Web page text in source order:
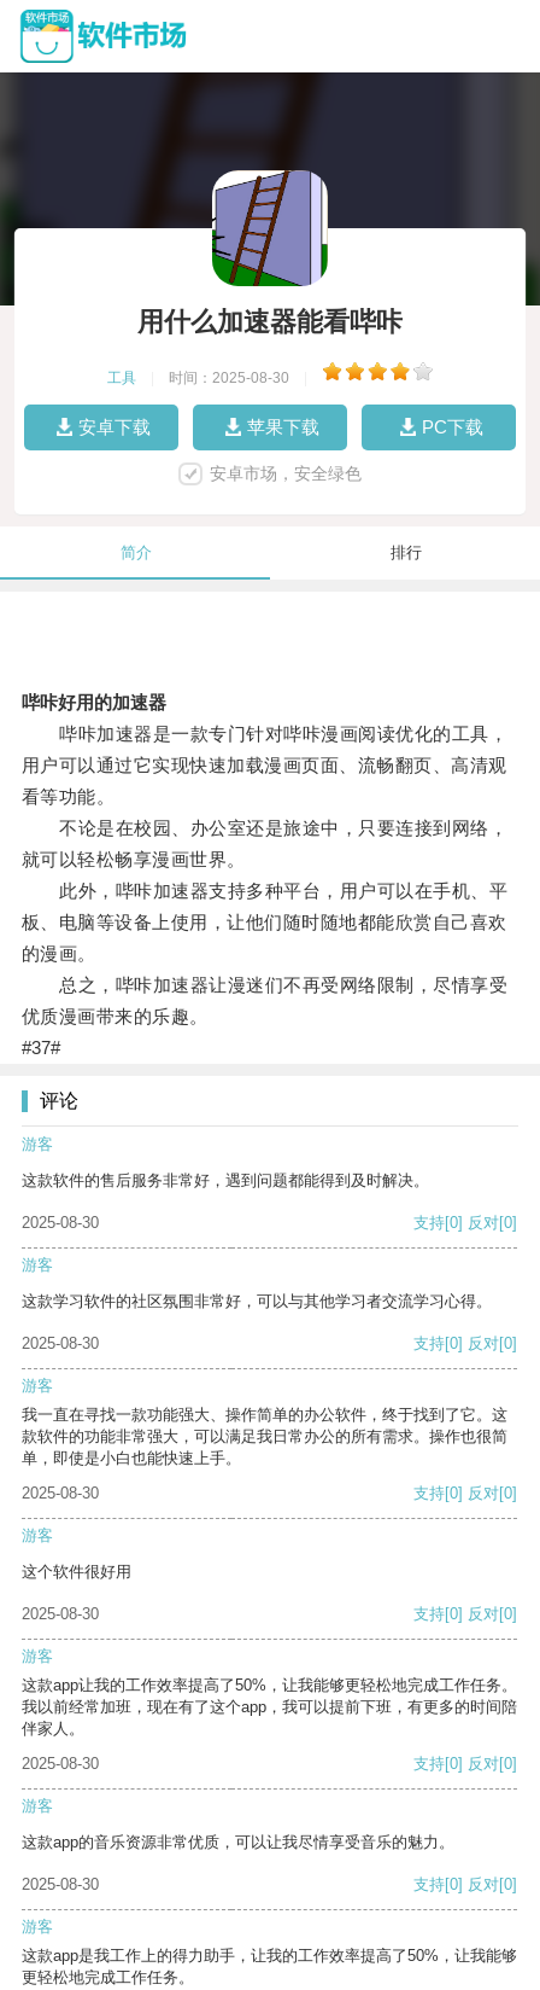
用什么加速器能看哔咔
工具 时间：2025-08-30
安卓下载 苹果下载 PC下载
安卓市场，安全绿色
简介 排行
哔咔好用的加速器
哔咔加速器是一款专门针对哔咔漫画阅读优化的工具，
用户可以通过它实现快速加载漫画页面、流畅翻页、高清观
看等功能。
不论是在校园、办公室还是旅途中，只要连接到网络，
就可以轻松畅享漫画世界。
此外，哔咔加速器支持多种平台，用户可以在手机、平
板、电脑等设备上使用，让他们随时随地都能欣赏自己喜欢
的漫画。
总之，哔咔加速器让漫迷们不再受网络限制，尽情享受
优质漫画带来的乐趣。
#37#
评论
游客
这款软件的售后服务非常好，遇到问题都能得到及时解决。
2025-08-30 支持[0] 反对[0]
游客
这款学习软件的社区氛围非常好，可以与其他学习者交流学习心得。
2025-08-30 支持[0] 反对[0]
游客
我一直在寻找一款功能强大、操作简单的办公软件，终于找到了它。这
款软件的功能非常强大，可以满足我日常办公的所有需求。操作也很简
单，即使是小白也能快速上手。
2025-08-30
支持[0] 反对[0]
游客
这个软件很好用
2025-08-30 支持[0] 反对[0]
游客
这款app让我的工作效率提高了50%，让我能够更轻松地完成工作任务。
我以前经常加班，现在有了这个app，我可以提前下班，有更多的时间陪
伴家人。
2025-08-30
支持[0] 反对[0]
游客
这款app的音乐资源非常优质，可以让我尽情享受音乐的魅力。
2025-08-30 支持[0] 反对[0]
游客
这款app是我工作上的得力助手，让我的工作效率提高了50%，让我能够
更轻松地完成工作任务。